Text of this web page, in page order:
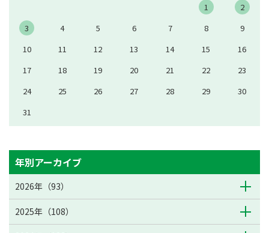
1
2
3
4 5 6 7 8
9
10
11 12 13 14 15
16
17
18 19 20 21 22
23
24
25 26 27 28 29
30
31
年別アーカイブ
2026年（93）
2025年（108）